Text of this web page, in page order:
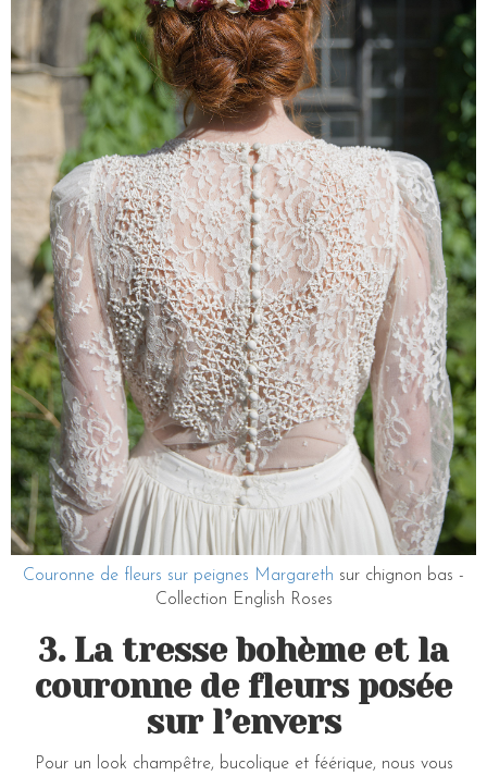
Couronne de fleurs sur peignes Margareth sur chignon bas -
Collection English Roses
3. La tresse bohème et la
couronne de fleurs posée
sur l’envers
Pour un look champêtre, bucolique et féérique, nous vous